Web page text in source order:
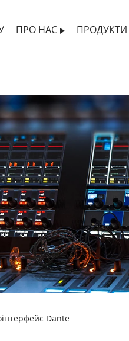
ПРО НАС ПРОДУКТИ
Dante